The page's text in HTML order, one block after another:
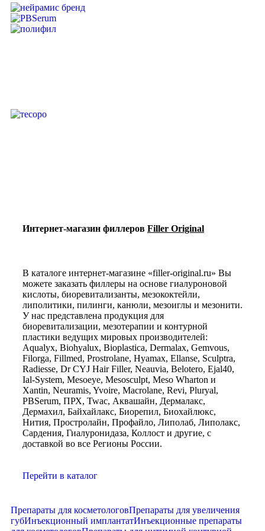
Интернет-магазин филлеров Filler Original
В каталоге интернет-магазине «filler-original.ru» Вы
можете заказать филлеры на основе гиалуроновой
кислоты, биоревитализанты, мезококтейли,
липолитики, пилинги, канюли, мезоиглы и мезонити.
У нас представлена продукция для
биоревитализации, мезотерапии и контурной
пластики ведущих мировых производителей:
Aqualyx, Biohyalux, Bioplastica, Dermalax, Gemvous,
Filorga, Fillmed, Prostrolane, Hyamax, Ellanse, Sculptra,
Radiesse, Dr CYJ Hair Filler, Neauvia, Belotero, Ejal40,
Ial-System, Mesoeye, Mesosculpt, Meso Wharton и
Xantin, Neuramis, Yvoire, Macrolane, Revi, Pluryal,
PBSerum, ПРХ, Twac, Аквашайн, Дермалакс,
Дермахил, Байхайлакс, Биорепил, Биохайлюкс,
Нития, Простролайн, Профайло, Липолаб, Липолакс,
Сардения, Гиалуронидаза, Коллост и другие, с
доставкой во все Регионы России.
Перейти в каталог
Препараты для косметологовПрепараты для увеличения
губИнъекционный имплантатИнъекционные препараты